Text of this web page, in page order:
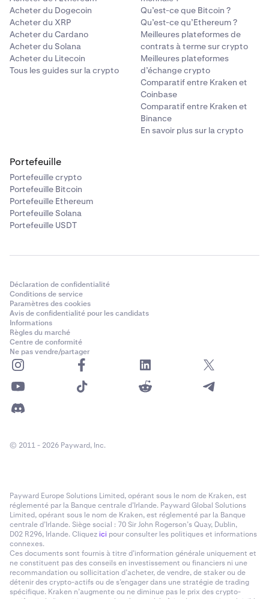
Acheter du Dogecoin
Acheter du XRP
Acheter du Cardano
Acheter du Solana
Acheter du Litecoin
Tous les guides sur la crypto
Qu’est-ce que Bitcoin ?
Qu’est-ce qu’Ethereum ?
Meilleures plateformes de
contrats à terme sur crypto
Meilleures plateformes
d’échange crypto
Comparatif entre Kraken et
Coinbase
Comparatif entre Kraken et
Binance
En savoir plus sur la crypto
Portefeuille
Portefeuille crypto
Portefeuille Bitcoin
Portefeuille Ethereum
Portefeuille Solana
Portefeuille USDT
Déclaration de confidentialité
Conditions de service
Paramètres des cookies
Avis de confidentialité pour les candidats
Informations
Règles du marché
Centre de conformité
Ne pas vendre/partager
© 2011 - 2026 Payward, Inc.
Payward Europe Solutions Limited, opérant sous le nom de Kraken, est
réglementé par la Banque centrale d’Irlande. Payward Global Solutions
Limited, opérant sous le nom de Kraken, est réglementé par la Banque
centrale d’Irlande. Siège social : 70 Sir John Rogerson’s Quay, Dublin,
D02 R296, Irlande. Cliquezici pour consulter les politiques et informations
connexes.
Ces documents sont fournis à titre d’information générale uniquement et
ne constituent pas des conseils en investissement ou financiers ni une
recommandation ou sollicitation d’acheter, de vendre, de staker ou de
détenir des crypto-actifs ou de s’engager dans une stratégie de trading
spécifique. Kraken n’augmente ou ne diminue pas le prix des crypto-